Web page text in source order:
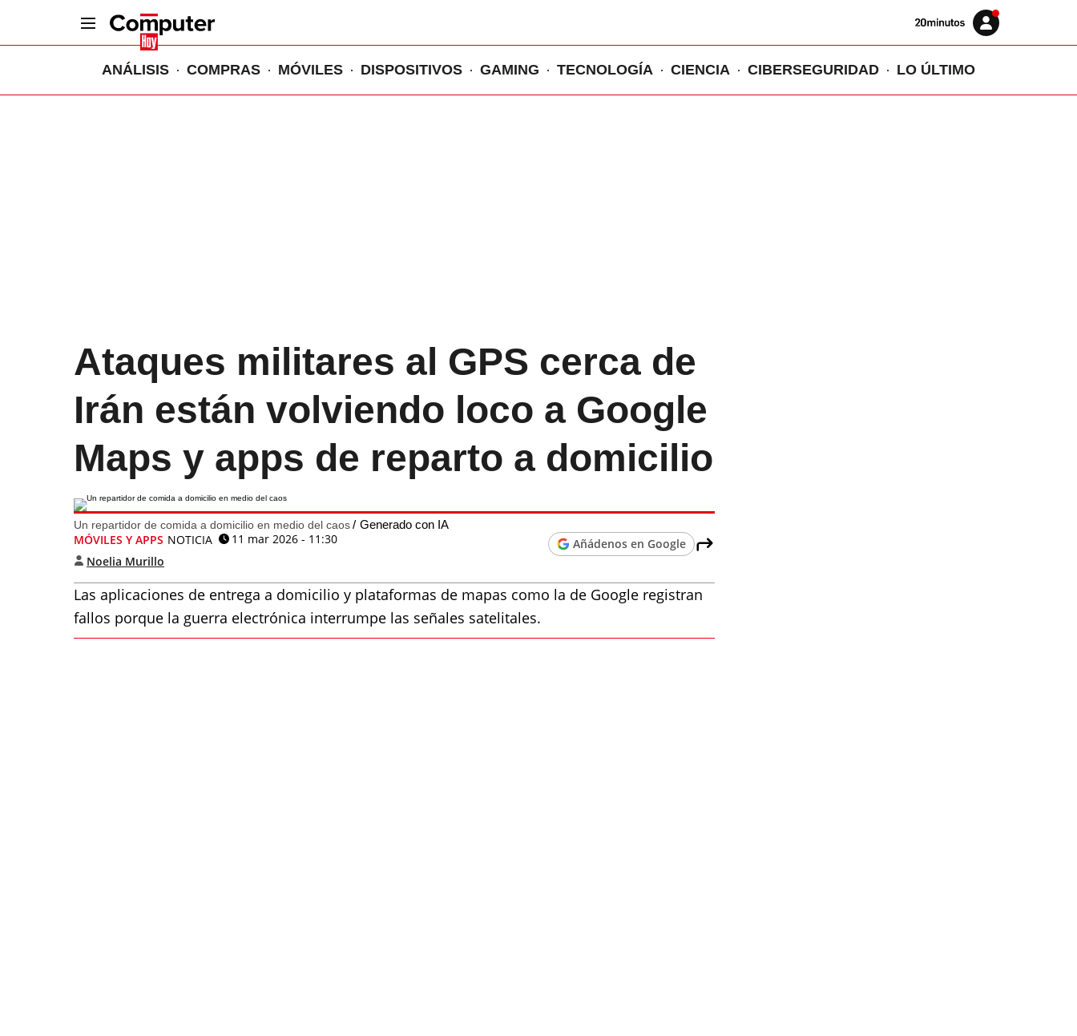
Volver
Iniciar
sesión
ANÁLISIS COMPRAS MÓVILES DISPOSITIVOS GAMING TECNOLOGÍA CIENCIA CIBERSEGURIDAD LO ÚLTIMO
Ataques militares al GPS cerca de
Irán están volviendo loco a Google
Maps y apps de reparto a domicilio
Un repartidor de comida a domicilio en medio del caos Generado con IA
MÓVILES Y APPS NOTICIA
11 mar 2026 - 11:30
Noelia Murillo
Añádenos en Google
Las aplicaciones de entrega a domicilio y plataformas de mapas como la de Google registran
fallos porque la guerra electrónica interrumpe las señales satelitales.